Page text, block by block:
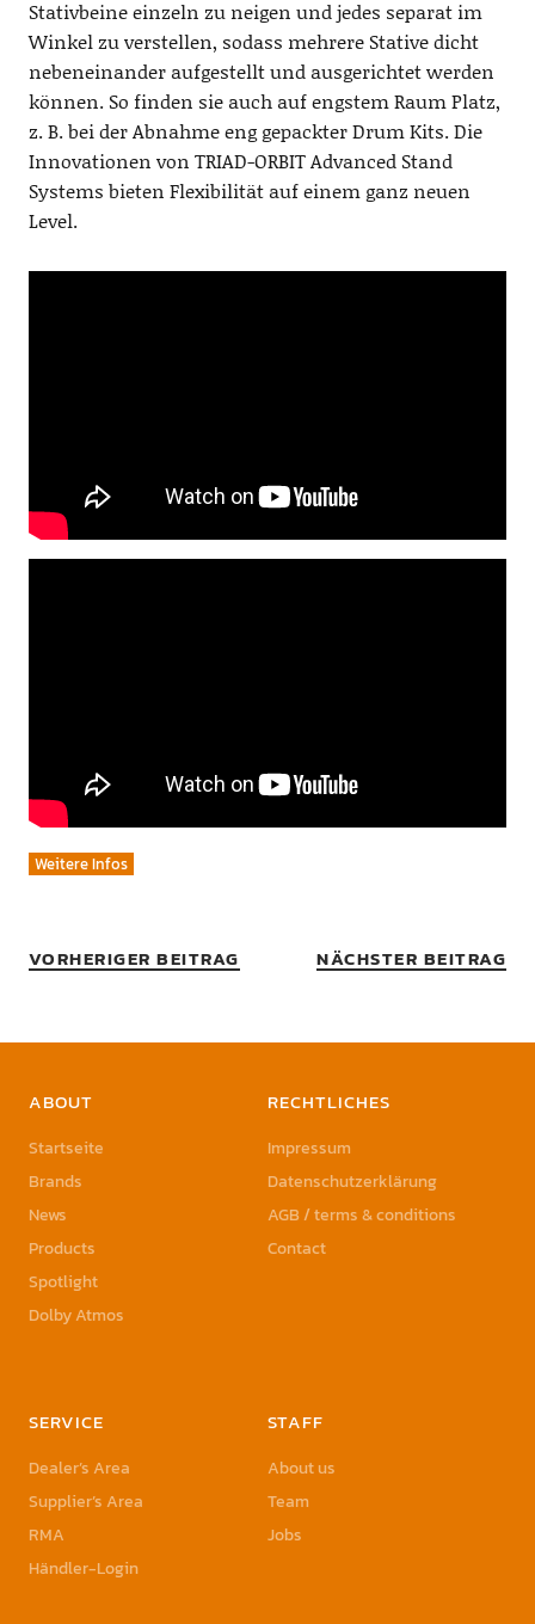
Stativbeine einzeln zu neigen und jedes separat im
Winkel zu verstellen, sodass mehrere Stative dicht
nebeneinander aufgestellt und ausgerichtet werden
können. So finden sie auch auf engstem Raum Platz,
z. B. bei der Abnahme eng gepackter Drum Kits. Die
Innovationen von TRIAD-ORBIT Advanced Stand
Systems bieten Flexibilität auf einem ganz neuen
Level.
Weitere Infos
VORHERIGER BEITRAG NÄCHSTER BEITRAG
ABOUT
Startseite
Brands
News
Products
Spotlight
Dolby Atmos
RECHTLICHES
Impressum
Datenschutzerklärung
AGB / terms & conditions
Contact
SERVICE
Dealer’s Area
Supplier’s Area
RMA
Händler-Login
STAFF
About us
Team
Jobs